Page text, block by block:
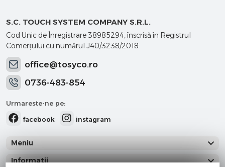
S.C. TOUCH SYSTEM COMPANY S.R.L.
Cod Unic de Înregistrare 38985294, înscrisă în Registrul
Comerţului cu numărul J40/3238/2018
office@tosyco.ro
0736-483-854
Urmareste-ne pe:
facebook
instagram
Meniu
Informatii